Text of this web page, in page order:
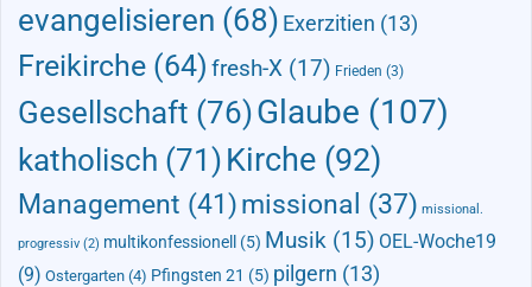
evangelisieren (68) Exerzitien (13)
Freikirche (64) fresh-X (17) Frieden (3)
Gesellschaft (76)Glaube (107)
katholisch (71) Kirche (92)
Management (41)missional (37) missional.
progressiv (2) multikonfessionell (5) Musik (15) OEL-Woche19
(9) Ostergarten (4) Pfingsten 21 (5) pilgern (13)